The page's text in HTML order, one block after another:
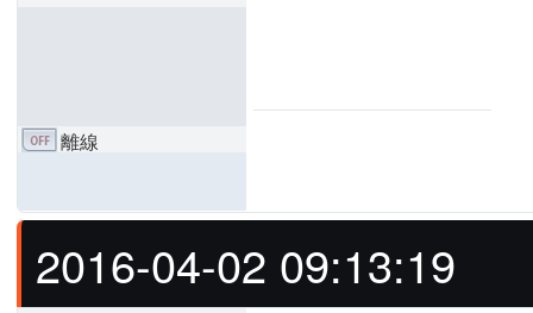
離線
2016-04-02 09:13:19